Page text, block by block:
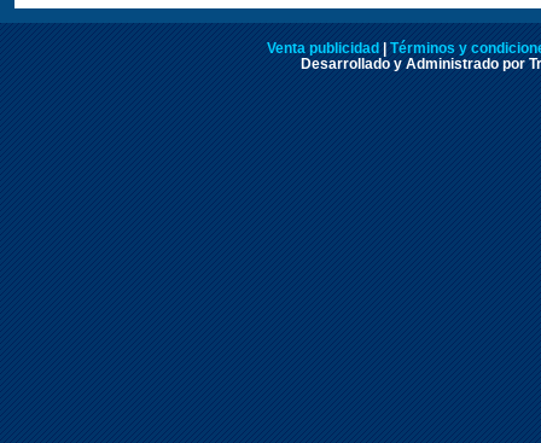
Venta publicidad
Términos y
Desarrollado y Administrado por